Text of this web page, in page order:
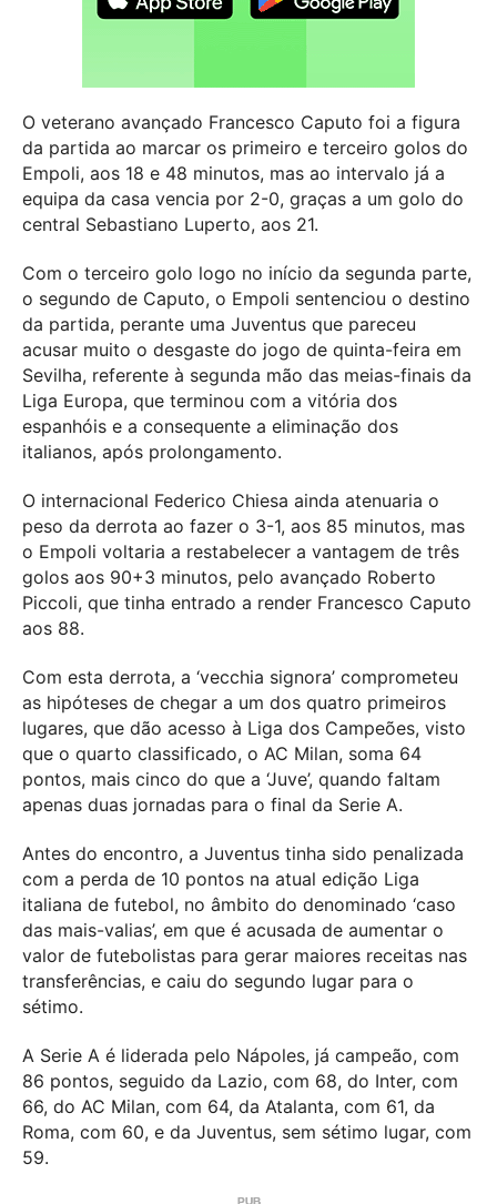
O veterano avançado Francesco Caputo foi a figura
da partida ao marcar os primeiro e terceiro golos do
Empoli, aos 18 e 48 minutos, mas ao intervalo já a
equipa da casa vencia por 2-0, graças a um golo do
central Sebastiano Luperto, aos 21.
Com o terceiro golo logo no início da segunda parte,
o segundo de Caputo, o Empoli sentenciou o destino
da partida, perante uma Juventus que pareceu
acusar muito o desgaste do jogo de quinta-feira em
Sevilha, referente à segunda mão das meias-finais da
Liga Europa, que terminou com a vitória dos
espanhóis e a consequente a eliminação dos
italianos, após prolongamento.
O internacional Federico Chiesa ainda atenuaria o
peso da derrota ao fazer o 3-1, aos 85 minutos, mas
o Empoli voltaria a restabelecer a vantagem de três
golos aos 90+3 minutos, pelo avançado Roberto
Piccoli, que tinha entrado a render Francesco Caputo
aos 88.
Com esta derrota, a ‘vecchia signora’ comprometeu
as hipóteses de chegar a um dos quatro primeiros
lugares, que dão acesso à Liga dos Campeões, visto
que o quarto classificado, o AC Milan, soma 64
pontos, mais cinco do que a ‘Juve’, quando faltam
apenas duas jornadas para o final da Serie A.
Antes do encontro, a Juventus tinha sido penalizada
com a perda de 10 pontos na atual edição Liga
italiana de futebol, no âmbito do denominado ‘caso
das mais-valias’, em que é acusada de aumentar o
valor de futebolistas para gerar maiores receitas nas
transferências, e caiu do segundo lugar para o
sétimo.
A Serie A é liderada pelo Nápoles, já campeão, com
86 pontos, seguido da Lazio, com 68, do Inter, com
66, do AC Milan, com 64, da Atalanta, com 61, da
Roma, com 60, e da Juventus, sem sétimo lugar, com
59.